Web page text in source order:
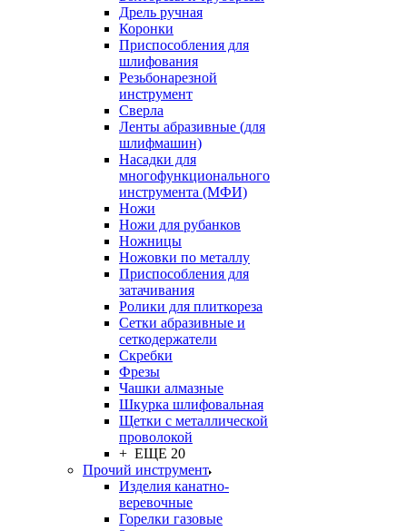
Дрель ручная
Коронки
Приспособления для
шлифования
Резьбонарезной
инструмент
Сверла
Ленты абразивные (для
шлифмашин)
Насадки для
многофункционального
инструмента (МФИ)
Ножи
Ножи для рубанков
Ножницы
Ножовки по металлу
Приспособления для
затачивания
Ролики для плиткореза
Сетки абразивные и
сеткодержатели
Скребки
Фрезы
Чашки алмазные
Шкурка шлифовальная
Щетки с металлической
проволокой
+ ЕЩЕ 20
Прочий инструмент
Изделия канатно-
веревочные
Горелки газовые